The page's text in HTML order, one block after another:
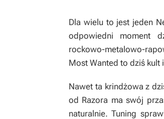
Dla wielu to jest jeden
odpowiedni moment
rockowo-metalowo-
Most Wanted to dziś kult
Nawet ta krindżowa z
od Razora ma swój
naturalnie. Tuning